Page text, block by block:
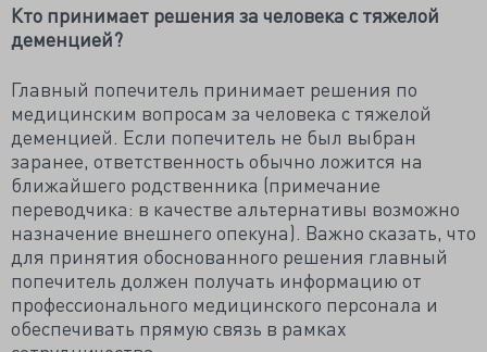
Кто принимает решения за человека с тяжелой
деменцией?
Главный попечитель принимает решения по
медицинским вопросам за человека с тяжелой
деменцией. Если попечитель не был выбран
заранее, ответственность обычно ложится на
ближайшего родственника (примечание
переводчика: в качестве альтернативы возможно
назначение внешнего опекуна). Важно сказать, что
для принятия обоснованного решения главный
попечитель должен получать информацию от
профессионального медицинского персонала и
обеспечивать прямую связь в рамках